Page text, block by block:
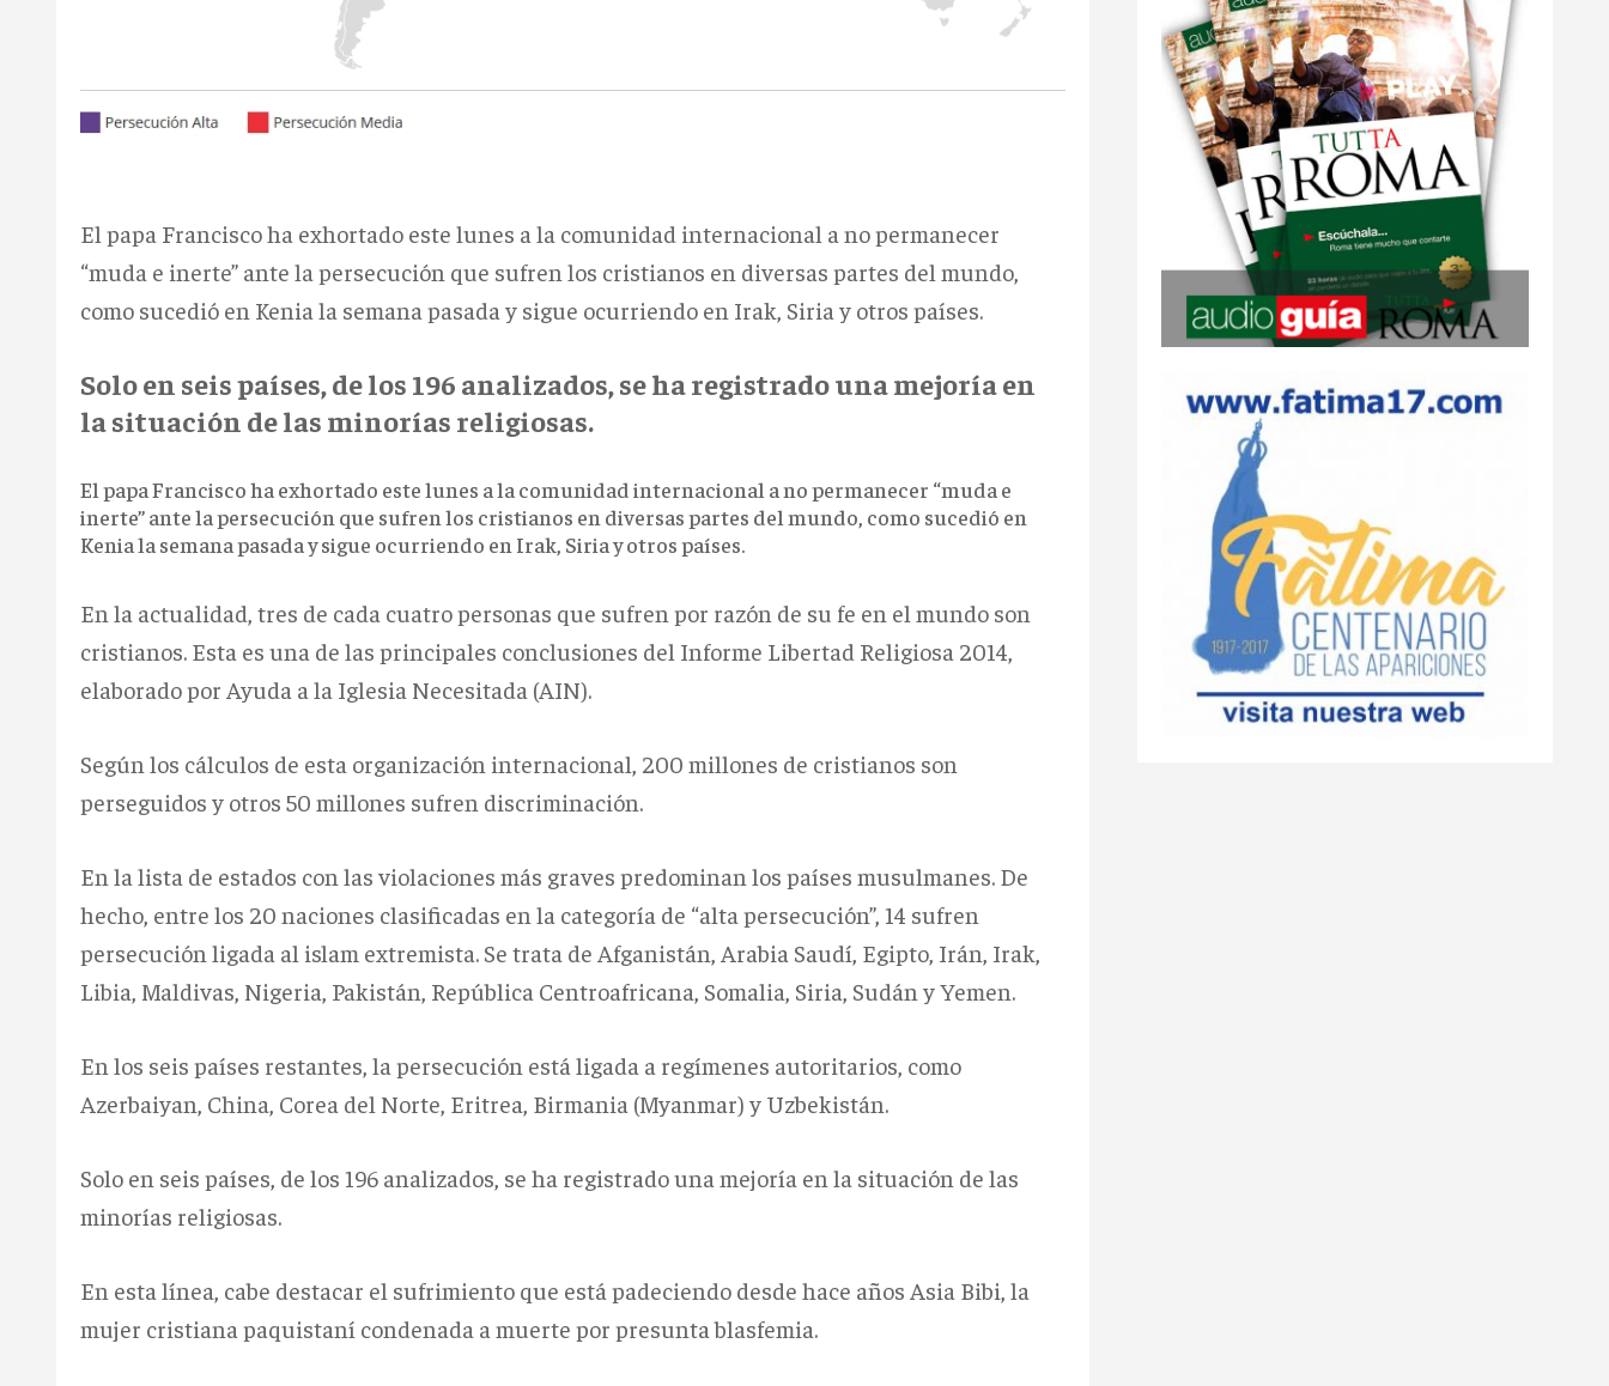
El papa Francisco ha exhortado este lunes a la comunidad internacional a no permanecer
“muda e inerte” ante la persecución que sufren los cristianos en diversas partes del mundo,
como sucedió en Kenia la semana pasada y sigue ocurriendo en Irak, Siria y otros países.
Solo en seis países, de los 196 analizados, se ha registrado una mejoría en
la situación de las minorías religiosas.
El papa Francisco ha exhortado este lunes a la comunidad internacional a no permanecer “muda e
inerte” ante la persecución que sufren los cristianos en diversas partes del mundo, como sucedió en
Kenia la semana pasada y sigue ocurriendo en Irak, Siria y otros países.
En la actualidad, tres de cada cuatro personas que sufren por razón de su fe en el mundo son
cristianos. Esta es una de las principales conclusiones del Informe Libertad Religiosa 2014,
elaborado por Ayuda a la Iglesia Necesitada (AIN).
Según los cálculos de esta organización internacional, 200 millones de cristianos son
perseguidos y otros 50 millones sufren discriminación.
En la lista de estados con las violaciones más graves predominan los países musulmanes. De
hecho, entre los 20 naciones clasificadas en la categoría de “alta persecución”, 14 sufren
persecución ligada al islam extremista. Se trata de Afganistán, Arabia Saudí, Egipto, Irán, Irak,
Libia, Maldivas, Nigeria, Pakistán, República Centroafricana, Somalia, Siria, Sudán y Yemen.
En los seis países restantes, la persecución está ligada a regímenes autoritarios, como
Azerbaiyan, China, Corea del Norte, Eritrea, Birmania (Myanmar) y Uzbekistán.
Solo en seis países, de los 196 analizados, se ha registrado una mejoría en la situación de las
minorías religiosas.
En esta línea, cabe destacar el sufrimiento que está padeciendo desde hace años Asia Bibi, la
mujer cristiana paquistaní condenada a muerte por presunta blasfemia.